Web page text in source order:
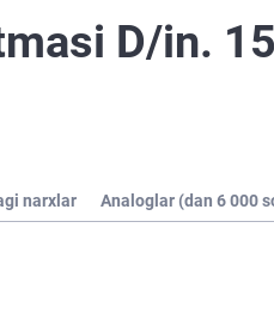
D/in.
narxlar Analoglar (dan 6 000